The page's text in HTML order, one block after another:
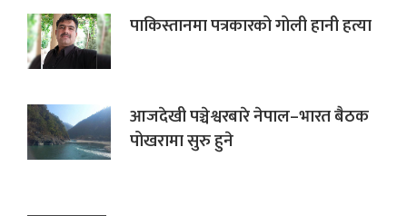
पाकिस्तानमा पत्रकारको गोली हानी हत्या
आजदेखी पञ्चेश्वरबारे नेपाल–भारत बैठक
पोखरामा सुरु हुने